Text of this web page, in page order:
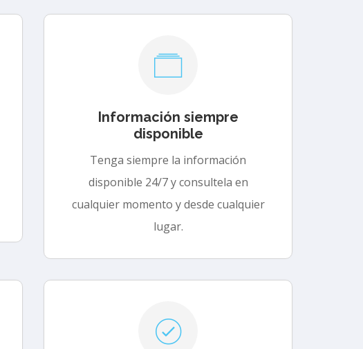
Información siempre
disponible
Tenga siempre la información
disponible 24/7 y consultela en
cualquier momento y desde cualquier
lugar.